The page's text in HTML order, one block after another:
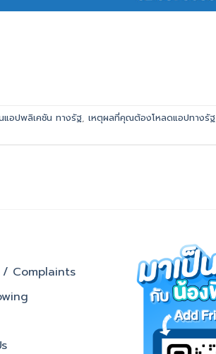
แอปพลิเคชัน ทางรัฐ เหตุผลที่คุณต้องโหลดแอปทางรัฐ
/ Complaints